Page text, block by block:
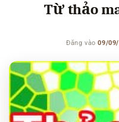
Từ thảo
Đăng vào09/